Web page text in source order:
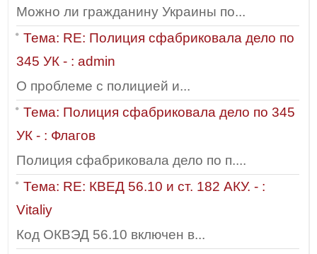
Можно ли гражданину Украины по...
Тема: RE: Полиция сфабриковала дело по
345 УК - : admin
О проблеме с полицией и...
Тема: Полиция сфабриковала дело по 345
УК - : Флагов
Полиция сфабриковала дело по п....
Тема: RE: КВЕД 56.10 и ст. 182 АКУ. - :
Vitaliy
Код ОКВЭД 56.10 включен в...